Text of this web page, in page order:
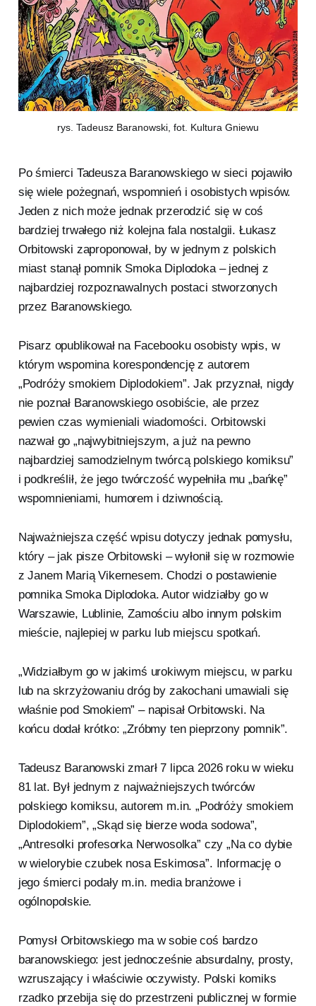
rys. Tadeusz Baranowski, fot. Kultura Gniewu
Po śmierci Tadeusza Baranowskiego w sieci pojawiło
się wiele pożegnań, wspomnień i osobistych wpisów.
Jeden z nich może jednak przerodzić się w coś
bardziej trwałego niż kolejna fala nostalgii. Łukasz
Orbitowski zaproponował, by w jednym z polskich
miast stanął pomnik Smoka Diplodoka – jednej z
najbardziej rozpoznawalnych postaci stworzonych
przez Baranowskiego.
Pisarz opublikował na Facebooku osobisty wpis, w
którym wspomina korespondencję z autorem
„Podróży smokiem Diplodokiem”. Jak przyznał, nigdy
nie poznał Baranowskiego osobiście, ale przez
pewien czas wymieniali wiadomości. Orbitowski
nazwał go „najwybitniejszym, a już na pewno
najbardziej samodzielnym twórcą polskiego komiksu”
i podkreślił, że jego twórczość wypełniła mu „bańkę”
wspomnieniami, humorem i dziwnością.
Najważniejsza część wpisu dotyczy jednak pomysłu,
który – jak pisze Orbitowski – wyłonił się w rozmowie
z Janem Marią Vikernesem. Chodzi o postawienie
pomnika Smoka Diplodoka. Autor widziałby go w
Warszawie, Lublinie, Zamościu albo innym polskim
mieście, najlepiej w parku lub miejscu spotkań.
„Widziałbym go w jakimś urokiwym miejscu, w parku
lub na skrzyżowaniu dróg by zakochani umawiali się
właśnie pod Smokiem” – napisał Orbitowski. Na
końcu dodał krótko: „Zróbmy ten pieprzony pomnik”.
Tadeusz Baranowski zmarł 7 lipca 2026 roku w wieku
81 lat. Był jednym z najważniejszych twórców
polskiego komiksu, autorem m.in. „Podróży smokiem
Diplodokiem”, „Skąd się bierze woda sodowa”,
„Antresolki profesorka Nerwosolka” czy „Na co dybie
w wielorybie czubek nosa Eskimosa”. Informację o
jego śmierci podały m.in. media branżowe i
ogólnopolskie.
Pomysł Orbitowskiego ma w sobie coś bardzo
baranowskiego: jest jednocześnie absurdalny, prosty,
wzruszający i właściwie oczywisty. Polski komiks
rzadko przebija się do przestrzeni publicznej w formie